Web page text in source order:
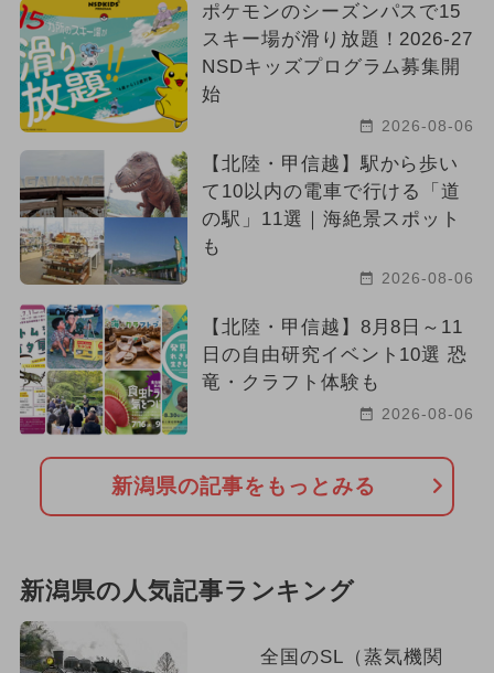
ポケモンのシーズンパスで15
スキー場が滑り放題！2026-27
NSDキッズプログラム募集開
始
2026-08-06
【北陸・甲信越】駅から歩い
て10以内の電車で行ける「道
の駅」11選｜海絶景スポット
も
2026-08-06
【北陸・甲信越】8月8日～11
日の自由研究イベント10選 恐
竜・クラフト体験も
2026-08-06
新潟県の記事をもっとみる
新潟県の人気記事ランキング
全国のSL（蒸気機関